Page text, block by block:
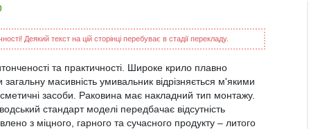
Деякий текст на цій сторінці перебуває в стадії перекладу.
та практичності. Широке крило плавно
масивність умивальник відрізняється м'якими
засоби. Раковина має накладний тип монтажу.
стандарт моделі передбачає відсутність
з міцного, гарного та сучасного продукту – литого